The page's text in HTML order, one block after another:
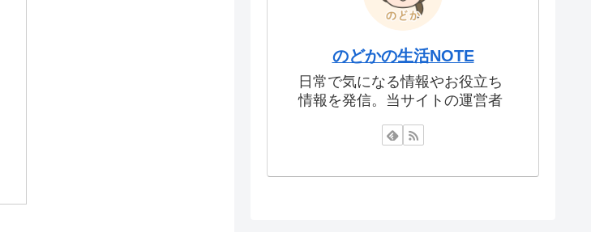
のどかの生活NOTE
日常で気になる情報やお役立ち
情報を発信。当サイトの運営者